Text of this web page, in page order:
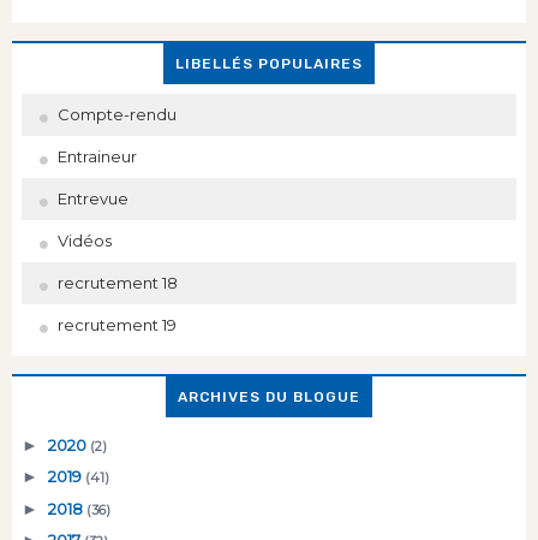
LIBELLÉS POPULAIRES
Compte-rendu
Entraineur
Entrevue
Vidéos
recrutement 18
recrutement 19
ARCHIVES DU BLOGUE
► 2020 (2)
► 2019 (41)
► 2018 (36)